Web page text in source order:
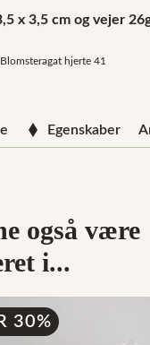
x 3,5 cm og vejer
Blomsteragat hjerte 41
Egenskaber
også være
i...
30%